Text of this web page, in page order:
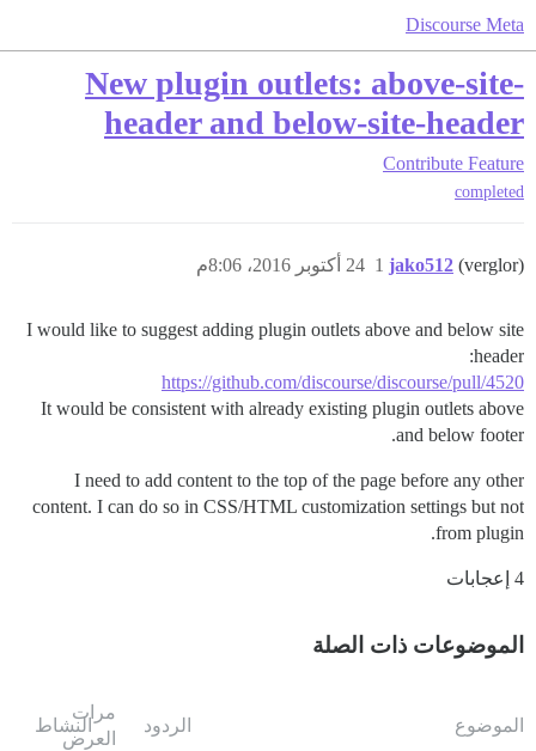
Discourse Meta
New plugin outlets: above-site-
header and below-site-header
Contribute Feature
completed
jako512 (verglor) 24 أكتوبر 2016، 8:06م 1
I would like to suggest adding plugin outlets above and below site
header:
https://github.com/discourse/discourse/pull/4520
It would be consistent with already existing plugin outlets above
and below footer.
I need to add content to the top of the page before any other
content. I can do so in CSS/HTML customization settings but not
from plugin.
4 إعجابات
الموضوعات ذات الصلة
الموضوع الردود
مرات
العرض
النشاط